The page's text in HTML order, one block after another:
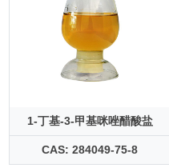
1-丁基-3-甲基咪唑醋酸盐
CAS: 284049-75-8